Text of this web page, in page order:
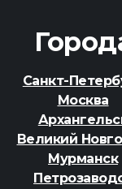
Санкт-
Москва
Великий
Мурманск